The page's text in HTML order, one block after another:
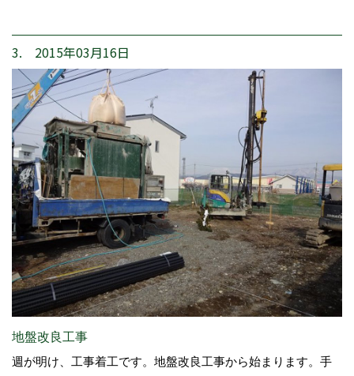
3. 2015年03月16日
地盤改良工事
週が明け、工事着工です。地盤改良工事から始まります。手